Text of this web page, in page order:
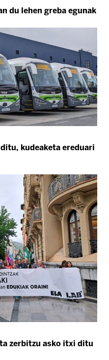
du lehen greba egunak
kudeaketa ereduari
zerbitzu asko itxi ditu